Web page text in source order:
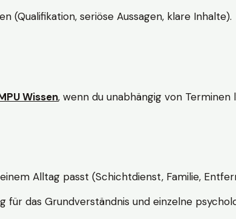
(Qualifikation, seriöse Aussagen, klare Inhalte).
Wissen, wenn du unabhängig von Terminen
Alltag passt (Schichtdienst, Familie,
für das Grundverständnis und einzelne